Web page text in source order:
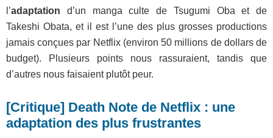
l’adaptation d’un manga culte de Tsugumi Oba et de
Takeshi Obata, et il est l’une des plus grosses productions
jamais conçues par Netflix (environ 50 millions de dollars de
budget). Plusieurs points nous rassuraient, tandis que
d’autres nous faisaient plutôt peur.
[Critique] Death Note de Netflix : une
adaptation des plus frustrantes